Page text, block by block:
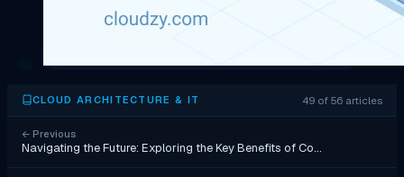
CLOUD ARCHITECTURE & IT 49 of 56 articles
← Previous
Navigating the Future: Exploring the Key Benefits of Co…